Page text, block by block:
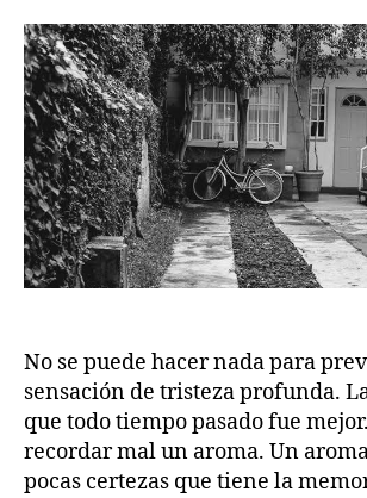
publicación
No se puede hacer nada para
sensación de tristeza profunda.
que todo tiempo pasado fue
recordar mal un aroma. Un
pocas certezas que tiene la